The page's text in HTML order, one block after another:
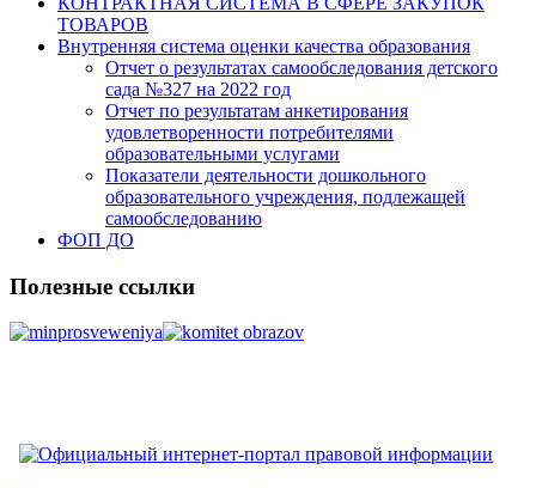
ТОВАРОВ
Внутренняя система оценки качества образования
Отчет о результатах самообследования детского
сада №327 на 2022 год
Отчет по результатам анкетирования
удовлетворенности потребителями
образовательными услугами
Показатели деятельности дошкольного
образовательного учреждения, подлежащей
самообследованию
ФОП ДО
Полезные ссылки